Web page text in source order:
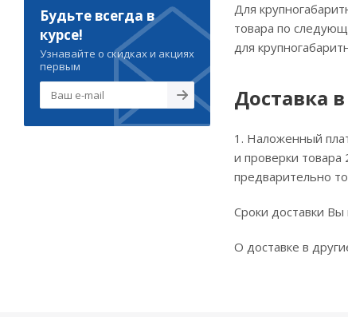
Для
товара по
для
Доставка
1. Наложенный
и проверки товара
предварительно
Сроки доставки
О доставке в
Будьте всегда в
курсе!
Узнавайте о скидках и акциях
первым